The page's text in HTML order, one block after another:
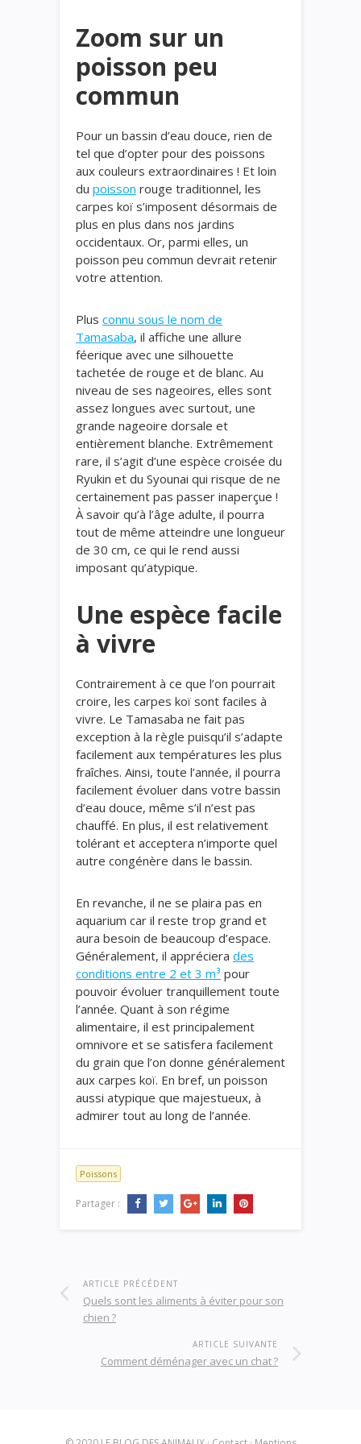
Zoom sur un
poisson peu
commun
Pour un bassin d’eau douce, rien de
tel que d’opter pour des poissons
aux couleurs extraordinaires ! Et loin
du poisson rouge traditionnel, les
carpes koï s’imposent désormais de
plus en plus dans nos jardins
occidentaux. Or, parmi elles, un
poisson peu commun devrait retenir
votre attention.
Plus connu sous le nom de
Tamasaba, il affiche une allure
féerique avec une silhouette
tachetée de rouge et de blanc. Au
niveau de ses nageoires, elles sont
assez longues avec surtout, une
grande nageoire dorsale et
entièrement blanche. Extrêmement
rare, il s’agit d’une espèce croisée du
Ryukin et du Syounai qui risque de ne
certainement pas passer inaperçue !
À savoir qu’à l’âge adulte, il pourra
tout de même atteindre une longueur
de 30 cm, ce qui le rend aussi
imposant qu’atypique.
Une espèce facile
à vivre
Contrairement à ce que l’on pourrait
croire, les carpes koï sont faciles à
vivre. Le Tamasaba ne fait pas
exception à la règle puisqu’il s’adapte
facilement aux températures les plus
fraîches. Ainsi, toute l’année, il pourra
facilement évoluer dans votre bassin
d’eau douce, même s’il n’est pas
chauffé. En plus, il est relativement
tolérant et acceptera n’importe quel
autre congénère dans le bassin.
En revanche, il ne se plaira pas en
aquarium car il reste trop grand et
aura besoin de beaucoup d’espace.
Généralement, il appréciera des
conditions entre 2 et 3 m³ pour
pouvoir évoluer tranquillement toute
l’année. Quant à son régime
alimentaire, il est principalement
omnivore et se satisfera facilement
du grain que l’on donne généralement
aux carpes koï. En bref, un poisson
aussi atypique que majestueux, à
admirer tout au long de l’année.
Poissons
Partager :
ARTICLE PRÉCÉDENT
Quels sont les aliments à éviter pour son
chien ?
ARTICLE SUIVANTE
Comment déménager avec un chat ?